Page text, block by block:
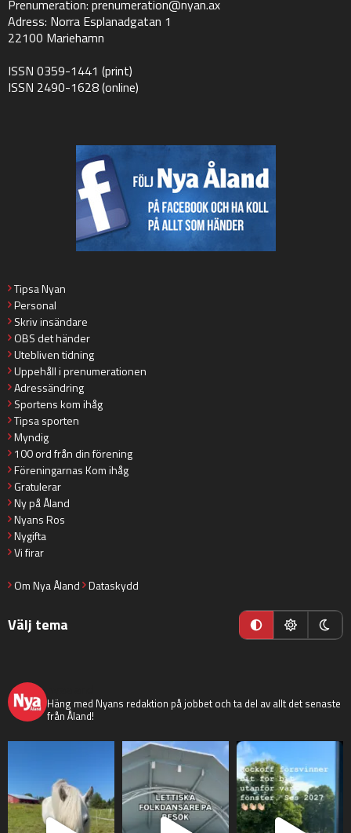
Prenumeration: prenumeration@nyan.ax
Adress: Norra Esplanadgatan 1
22100 Mariehamn
ISSN 0359-1441 (print)
ISSN 2490-1628 (online)
Tipsa Nyan
Personal
Skriv insändare
OBS det händer
Utebliven tidning
Uppehåll i prenumerationen
Adressändring
Sportens kom ihåg
Tipsa sporten
Myndig
100 ord från din förening
Föreningarnas Kom ihåg
Gratulerar
Ny på Åland
Nyans Ros
Nygifta
Vi firar
Om Nya Åland Dataskydd
Välj tema
Häng med Nyans redaktion på jobbet och ta del av allt det senaste
från Åland!